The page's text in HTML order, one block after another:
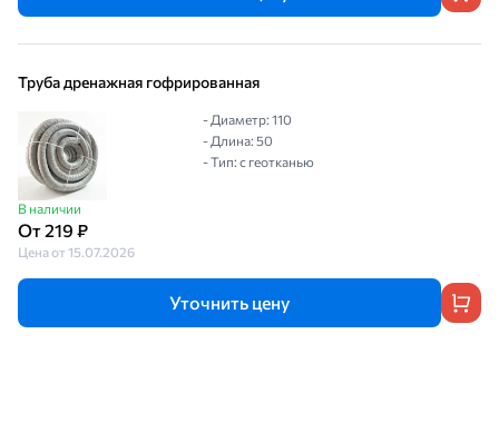
Труба дренажная гофрированная
В наличии
От 219 ₽
Цена от 15.07.2026
- Диаметр: 110
- Длина: 50
- Тип: с геотканью
Уточнить цену